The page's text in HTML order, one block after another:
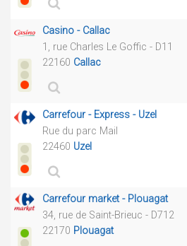
Casino - Callac
1, rue Charles Le Goffic - D11
22160 Callac
Carrefour - Express - Uzel
Rue du parc Mail
22460 Uzel
Carrefour market - Plouagat
34, rue de Saint-Brieuc - D712
22170 Plouagat